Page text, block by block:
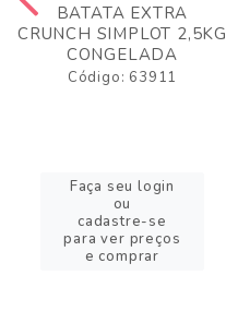
BATATA EXTRA
CRUNCH SIMPLOT 2,5KG
CONGELADA
Código: 63911
Faça seu login
ou
cadastre-se
para ver preços
e comprar